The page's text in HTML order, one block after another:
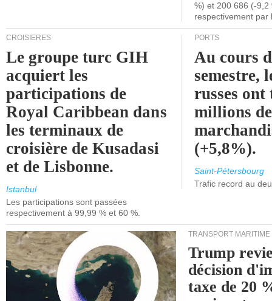
%) et 200 686 (-9,2
respectivement par
CROISIÈRES
Le groupe turc GIH
acquiert les
participations de
Royal Caribbean dans
les terminaux de
croisière de Kusadasi
et de Lisbonne.
Istanbul
Les participations sont passées
respectivement à 99,99 % et 60 %.
PORTS
Au cours
semestre,
russes
millions
(+5,8%).
Saint-Pétersbourg
Trafic record au
TRANSPORT MARITIME
Trump
décision
taxe de 20